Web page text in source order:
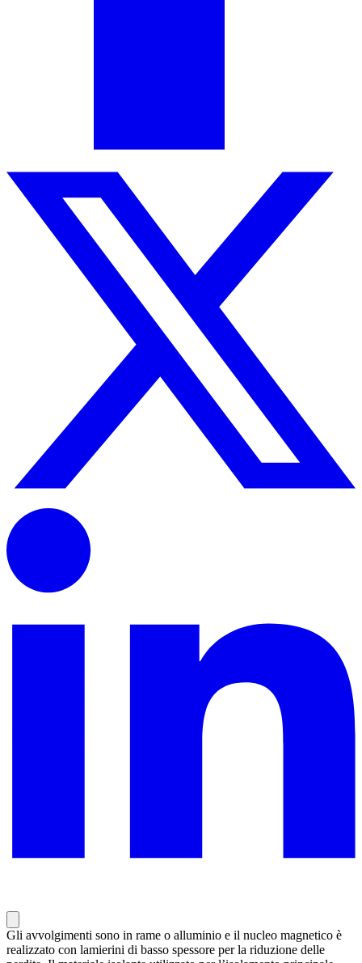
Gli avvolgimenti sono in rame o alluminio e il nucleo magnetico è
realizzato con lamierini di basso spessore per la riduzione delle